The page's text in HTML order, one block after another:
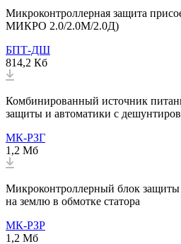
Микроконтроллерная защита
МИКРО 2.0/2.0М/2.0Д)
БПТ-ДШ
814,2 Кб
Комбинированный источник
защиты и автоматики с
МК-РЗГ
1,2 Мб
Микроконтроллерный блок защиты
на землю в обмотке статора
МК-РЗР
1,2 Мб